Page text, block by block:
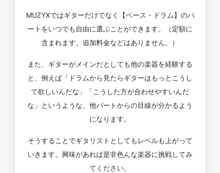
MUZYXではギターだけでなく【ベース・ドラム】のパ
ートをいつでも自由に選ぶことができます。（定額に
含まれます。追加料金などはありません。）
また、ギターがメインだとしても他の楽器を経験する
と、例えば「ドラムから見たらギターはもっとこうし
て欲しいんだな」「こうした方が合わせやすいんだ
な」というような、他パートからの目線が分かるよう
になります。
そうすることでギタリストとしてもレベルも上がって
いきます。興味があれば是非色んな楽器に挑戦してみ
てください。